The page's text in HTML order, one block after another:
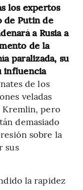
los expertos
de Putin de
a Rusia a
de la
paralizada, su
influencia
de los
veladas
Kremlin, pero
demasiado
sobre la
sus
la rapidez